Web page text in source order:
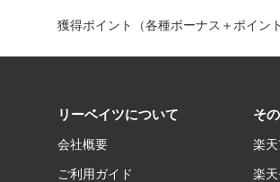
獲得ポイント（各種ボーナス＋ポイン
リーベイツについて
会社概要
ご利用ガイド
そ
楽
楽